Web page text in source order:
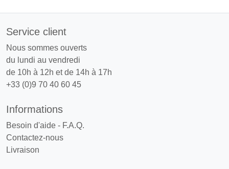
Service client
Nous sommes ouverts
du lundi au vendredi
de 10h à 12h et de 14h à 17h
+33 (0)9 70 40 60 45
Informations
Besoin d'aide - F.A.Q.
Contactez-nous
Livraison